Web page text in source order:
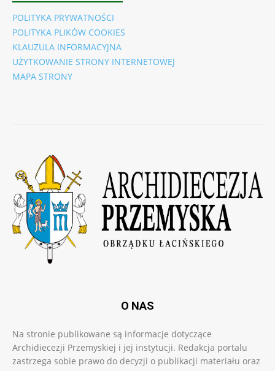
POLITYKA PRYWATNOŚCI
POLITYKA PLIKÓW COOKIES
KLAUZULA INFORMACYJNA
UŻYTKOWANIE STRONY INTERNETOWEJ
MAPA STRONY
O NAS
Na stronie publikowane są informacje dotyczące
Archidiecezji Przemyskiej i jej instytucji. Redakcja portalu
zastrzega sobie prawo do decyzji o publikacji materiału oraz